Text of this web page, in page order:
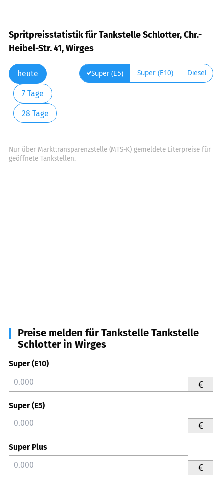
Spritpreisstatistik für Tankstelle Schlotter, Chr.-
Heibel-Str. 41, Wirges
heute
7 Tage
28 Tage
Super (E5) Super (E10) Diesel
Nur über Markttransparenzstelle (MTS-K) gemeldete Literpreise für
geöffnete Tankstellen.
Preise melden für Tankstelle Tankstelle
Schlotter in Wirges
Super (E10)
€
Super (E5)
€
Super Plus
€